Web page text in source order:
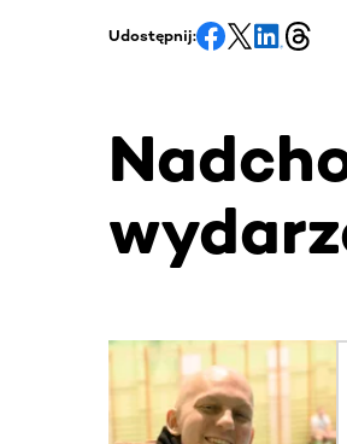
Udostępnij:
Ta sekcja zawiera treści